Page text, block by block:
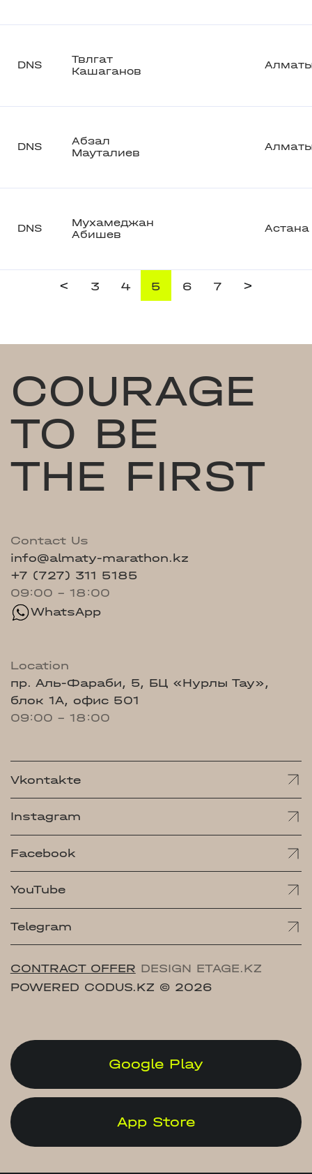
DNS
Твлгат
Кашаганов
DNS
Абзал
Мауталиев
DNS
Мухамеджан
Абишев
Астана
< 3 4 5 6 7 >
COURAGE
TO BE
THE FIRST
Contact Us
info@almaty-marathon.kz
+7 (727) 311 5185
09:00 - 18:00
WhatsApp
Location
пр. Аль-Фараби, 5, БЦ «Нурлы Тау»,
блок 1А, офис 501
09:00 - 18:00
Vkontakte
Instagram
Facebook
YouTube
Telegram
CONTRACT OFFER DESIGN ETAGE.KZ
POWERED CODUS.KZ © 2026
Google Play
App Store